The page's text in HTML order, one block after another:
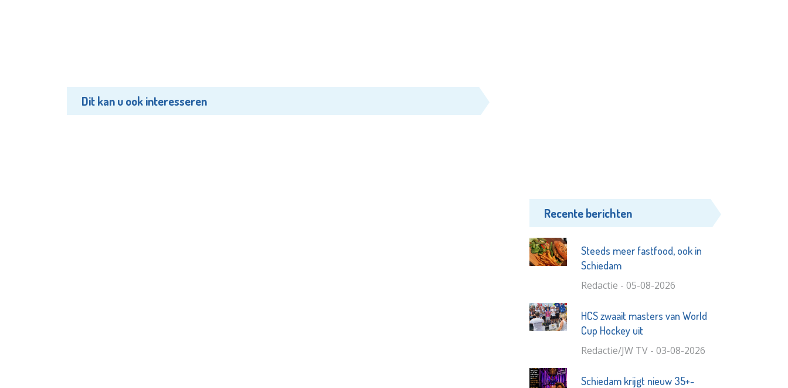
Dit kan u ook interesseren
Recente berichten
Steeds meer fastfood, ook in
Schiedam
Redactie - 05-08-2026
HCS zwaait masters van World
Cup Hockey uit
Redactie/JW TV - 03-08-2026
Schiedam krijgt nieuw 35+-